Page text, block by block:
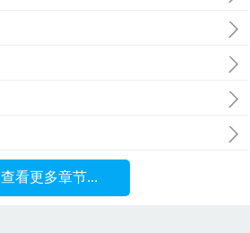
查看更多章节...